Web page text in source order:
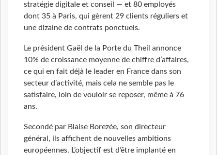
stratégie digitale et conseil — et 80 employés
dont 35 à Paris, qui gèrent 29 clients réguliers et
une dizaine de contrats ponctuels.
Le président Gaël de la Porte du Theil annonce
10% de croissance moyenne de chiffre d’affaires,
ce qui en fait déjà le leader en France dans son
secteur d’activité, mais cela ne semble pas le
satisfaire, loin de vouloir se reposer, même à 76
ans.
Secondé par Blaise Borezée, son directeur
général, ils affichent de nouvelles ambitions
européennes. L’objectif est d’être implanté en